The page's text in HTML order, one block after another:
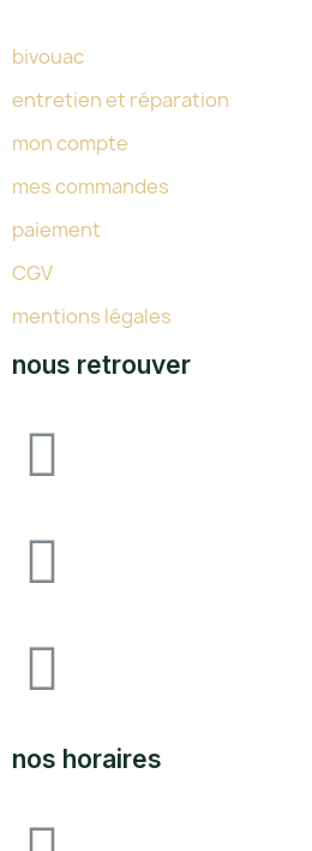
bivouac
entretien et réparation
mon compte
mes commandes
paiement
CGV
mentions légales
nous retrouver
nos horaires